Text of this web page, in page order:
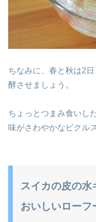
ちなみに、春と秋は2
酵させましょう。
ちょっとつまみ食いし
味がさわやかなピクル
スイカの皮の
おいしいローフ